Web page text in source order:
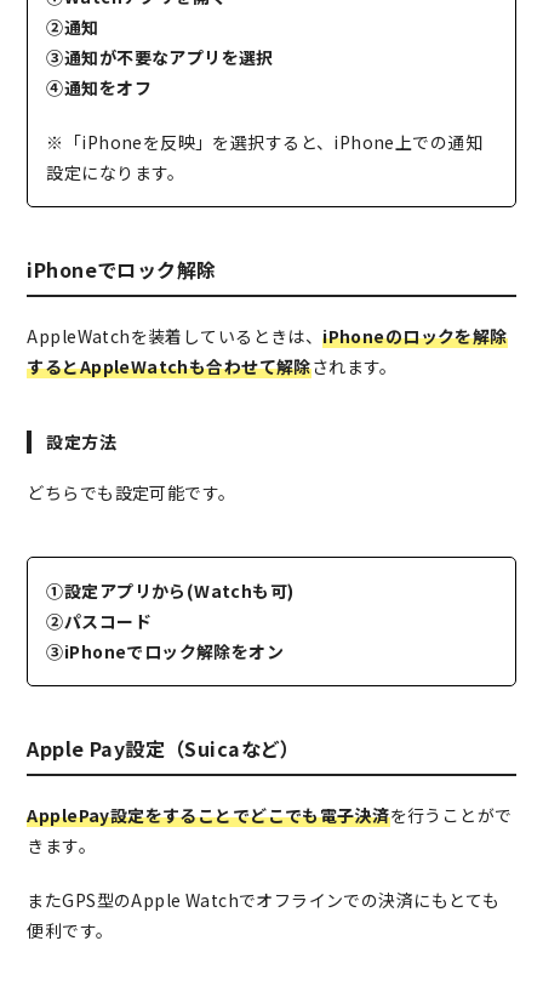
②通知
③通知が不要なアプリを選択
④通知をオフ
※「iPhoneを反映」を選択すると、iPhone上での通知
設定になります。
iPhoneでロック解除
AppleWatchを装着しているときは、iPhoneのロックを解除
するとAppleWatchも合わせて解除されます。
設定方法
どちらでも設定可能です。
①設定アプリから(Watchも可)
②パスコード
③iPhoneでロック解除をオン
Apple Pay設定（Suicaなど）
ApplePay設定をすることでどこでも電子決済を行うことがで
きます。
またGPS型のApple Watchでオフラインでの決済にもとても
便利です。